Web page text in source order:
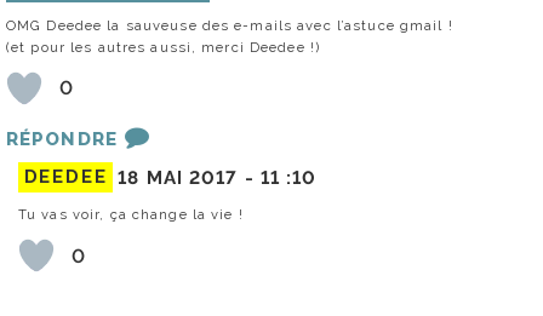
OMG Deedee la sauveuse des e-mails avec l’astuce gmail !
(et pour les autres aussi, merci Deedee !)
0
RÉPONDRE
DEEDEE 18 MAI 2017 - 11 :10
Tu vas voir, ça change la vie !
0